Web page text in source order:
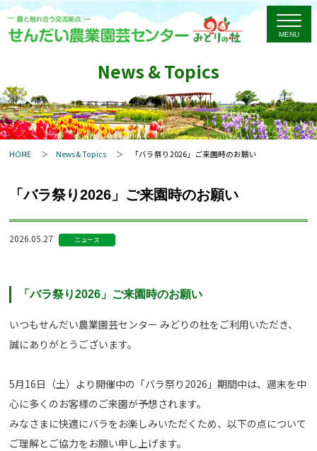
News & Topics
HOME News & Topics 「バラ祭り2026」ご来園時のお願い
「バラ祭り2026」ご来園時のお願い
2026.05.27 ニュース
「バラ祭り2026」ご来園時のお願い
いつもせんだい農業園芸センター みどりの杜をご利用いただき、
誠にありがとうございます。
5月16日（土）より開催中の「バラ祭り2026」期間中は、週末を中
心に多くのお客様のご来園が予想されます。
みなさまに快適にバラをお楽しみいただくため、以下の点について
ご理解とご協力をお願い申し上げます。